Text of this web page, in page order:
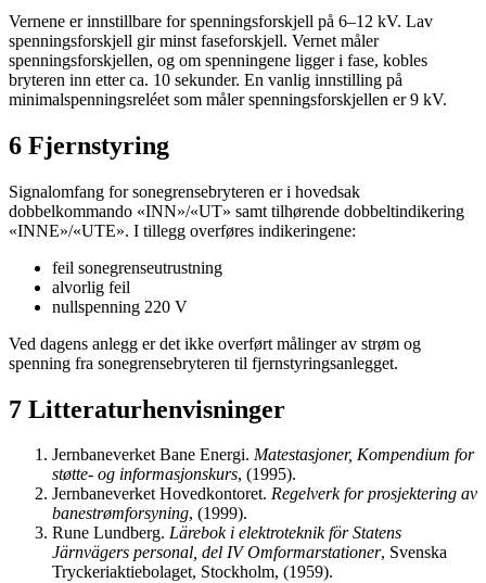
Vernene er innstillbare for spenningsforskjell på 6–12 kV. Lav
spenningsforskjell gir minst faseforskjell. Vernet måler
spenningsforskjellen, og om spenningene ligger i fase, kobles
bryteren inn etter ca. 10 sekunder. En vanlig innstilling på
minimalspenningsreléet som måler spenningsforskjellen er 9 kV.
6 Fjernstyring
Signalomfang for sonegrensebryteren er i hovedsak
dobbelkommando «INN»/«UT» samt tilhørende dobbeltindikering
«INNE»/«UTE». I tillegg overføres indikeringene:
feil sonegrenseutrustning
alvorlig feil
nullspenning 220 V
Ved dagens anlegg er det ikke overført målinger av strøm og
spenning fra sonegrensebryteren til fjernstyringsanlegget.
7 Litteraturhenvisninger
Jernbaneverket Bane Energi. Matestasjoner, Kompendium for
støtte- og informasjonskurs, (1995).
Jernbaneverket Hovedkontoret. Regelverk for prosjektering av
banestrømforsyning, (1999).
Rune Lundberg. Lärebok i elektroteknik för Statens
Järnvägers personal, del IV Omformarstationer, Svenska
Tryckeriaktiebolaget, Stockholm, (1959).